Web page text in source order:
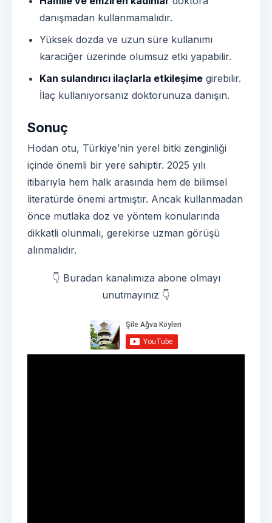
danışmadan kullanmamalıdır.
Yüksek dozda ve uzun süre kullanımı
karaciğer üzerinde olumsuz etki yapabilir.
Kan sulandırıcı ilaçlarla etkileşime girebilir.
İlaç kullanıyorsanız doktorunuza danışın.
Sonuç
Hodan otu, Türkiye’nin yerel bitki zenginliği
içinde önemli bir yere sahiptir. 2025 yılı
itibarıyla hem halk arasında hem de bilimsel
literatürde önemi artmıştır. Ancak kullanmadan
önce mutlaka doz ve yöntem konularında
dikkatli olunmalı, gerekirse uzman görüşü
alınmalıdır.
👇 Buradan kanalımıza abone olmayı
unutmayınız 👇